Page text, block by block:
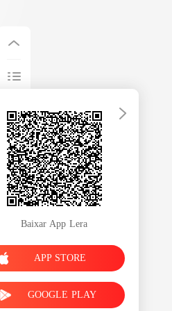
Baixar App Lera
APP STORE
GOOGLE PLAY